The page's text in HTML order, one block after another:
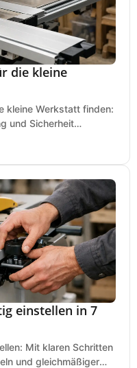
die kleine
kleine Werkstatt finden:
und Sicherheit
einstellen in 7
Mit klaren Schritten
und gleichmäßiger